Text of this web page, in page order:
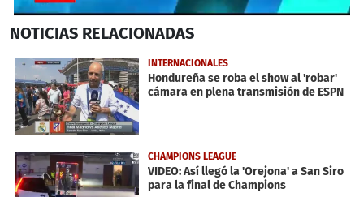
seconds
59
seconds
NOTICIAS RELACIONADAS
INTERNACIONALES
Hondureña se roba el show al 'robar'
cámara en plena transmisión de ESPN
CHAMPIONS LEAGUE
VIDEO: Así llegó la 'Orejona' a San Siro
para la final de Champions